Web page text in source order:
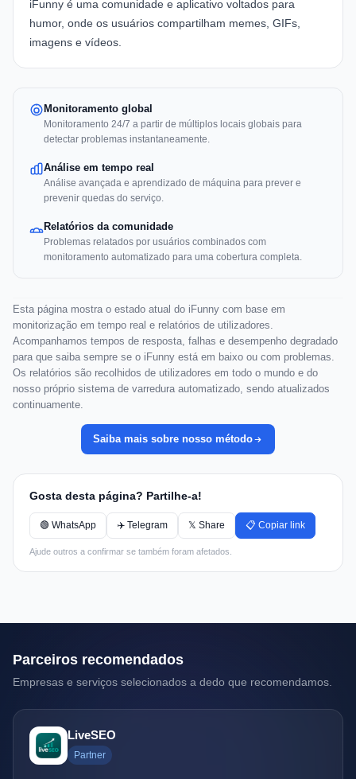
iFunny é uma comunidade e aplicativo voltados para
humor, onde os usuários compartilham memes, GIFs,
imagens e vídeos.
Monitoramento global
Monitoramento 24/7 a partir de múltiplos locais globais para
detectar problemas instantaneamente.
Análise em tempo real
Análise avançada e aprendizado de máquina para prever e
prevenir quedas do serviço.
Relatórios da comunidade
Problemas relatados por usuários combinados com
monitoramento automatizado para uma cobertura completa.
Esta página mostra o estado atual do iFunny com base em
monitorização em tempo real e relatórios de utilizadores.
Acompanhamos tempos de resposta, falhas e desempenho degradado
para que saiba sempre se o iFunny está em baixo ou com problemas.
Os relatórios são recolhidos de utilizadores em todo o mundo e do
nosso próprio sistema de varredura automatizado, sendo atualizados
continuamente.
Saiba mais sobre nosso método
Gosta desta página? Partilhe-a!
🟢 WhatsApp ✈️ Telegram 𝕏 Share 📋 Copiar link
Ajude outros a confirmar se também foram afetados.
Parceiros recomendados
Empresas e serviços selecionados a dedo que recomendamos.
LiveSEO
Partner